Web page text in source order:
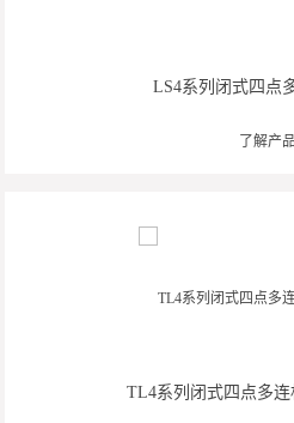
LS4系列闭式四点
了解产品
TL4系列闭式四点多